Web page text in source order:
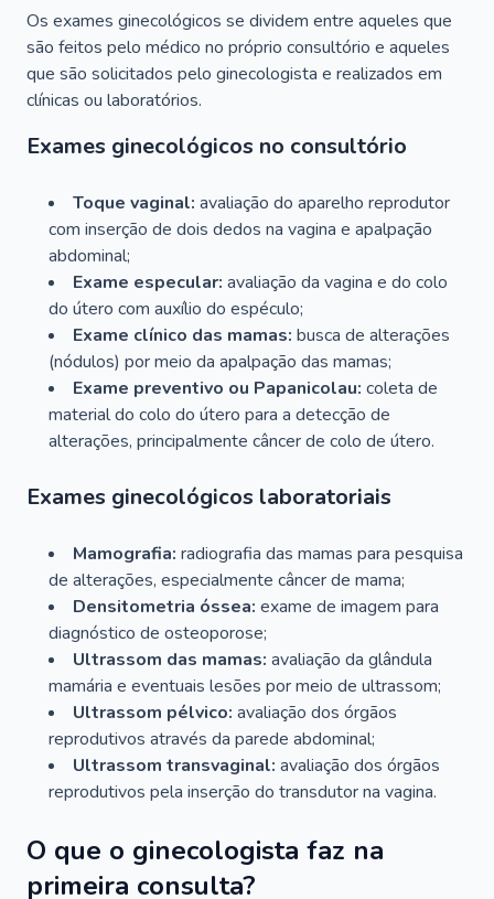
Os exames ginecológicos se dividem entre aqueles que
são feitos pelo médico no próprio consultório e aqueles
que são solicitados pelo ginecologista e realizados em
clínicas ou laboratórios.
Exames ginecológicos no consultório
Toque vaginal: avaliação do aparelho reprodutor
com inserção de dois dedos na vagina e apalpação
abdominal;
Exame especular: avaliação da vagina e do colo
do útero com auxílio do espéculo;
Exame clínico das mamas: busca de alterações
(nódulos) por meio da apalpação das mamas;
Exame preventivo ou Papanicolau: coleta de
material do colo do útero para a detecção de
alterações, principalmente câncer de colo de útero.
Exames ginecológicos laboratoriais
Mamografia: radiografia das mamas para pesquisa
de alterações, especialmente câncer de mama;
Densitometria óssea: exame de imagem para
diagnóstico de osteoporose;
Ultrassom das mamas: avaliação da glândula
mamária e eventuais lesões por meio de ultrassom;
Ultrassom pélvico: avaliação dos órgãos
reprodutivos através da parede abdominal;
Ultrassom transvaginal: avaliação dos órgãos
reprodutivos pela inserção do transdutor na vagina.
O que o ginecologista faz na
primeira consulta?